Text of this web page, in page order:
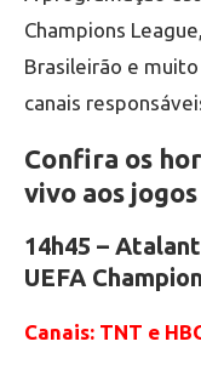
Champions
Brasileirão e
canais
Confira os
vivo aos
14h45 –
UEFA
Canais: TNT e